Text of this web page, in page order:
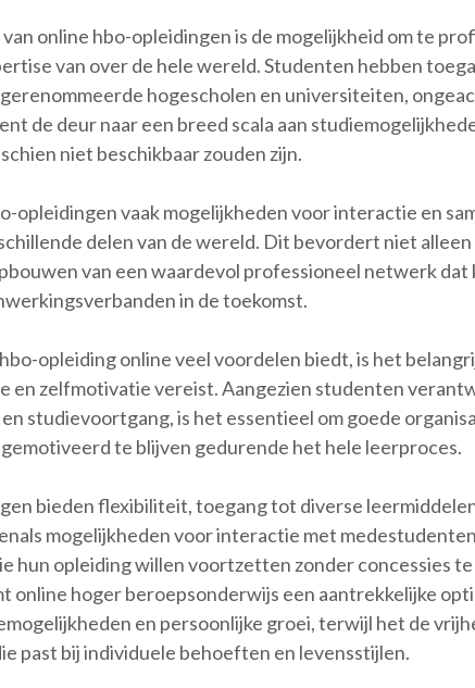
online hbo-opleidingen is de mogelijkheid om te
van over de hele wereld. Studenten hebben
hogescholen en universiteiten,
de deur naar een breed scala aan
niet beschikbaar zouden zijn.
opleidingen vaak mogelijkheden voor interactie en
delen van de wereld. Dit bevordert niet
van een waardevol professioneel netwerk dat
in de toekomst.
opleiding online veel voordelen biedt, is het
en zelfmotivatie vereist. Aangezien studenten
studievoortgang, is het essentieel om goede
te blijven gedurende het hele leerproces.
bieden flexibiliteit, toegang tot diverse
mogelijkheden voor interactie met
hun opleiding willen voortzetten zonder concessies te
online hoger beroepsonderwijs een aantrekkelijke
en persoonlijke groei, terwijl het de
past bij individuele behoeften en levensstijlen.